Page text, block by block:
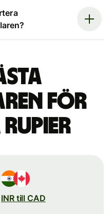
för
rupier
INR till CAD